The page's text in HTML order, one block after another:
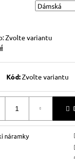
Zvolte variantu
Kód:Zvolte variantu
náramky